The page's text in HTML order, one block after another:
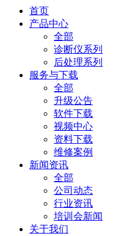
首页
产品中心
全部
诊断仪系列
后处理系列
服务与下载
全部
升级公告
软件下载
视频中心
资料下载
维修案例
新闻资讯
全部
公司动态
行业资讯
培训会新闻
关于我们